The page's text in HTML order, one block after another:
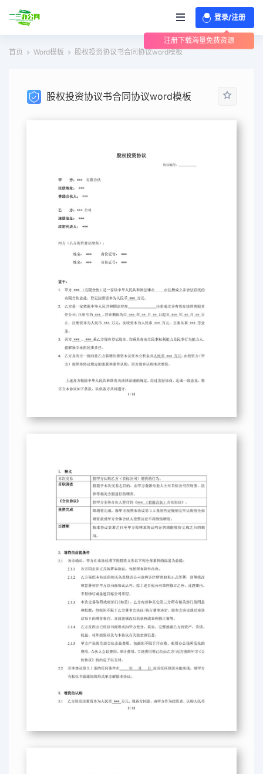
登录/注册
注册下载海量免费资源
首页
Word模板 股权投资协议书合同协议word模板
股权投资协议书合同协议word模板